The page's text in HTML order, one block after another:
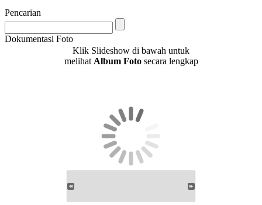
Pencarian
Dokumentasi Foto
Klik Slideshow di bawah untuk
melihat Album Fotosecara lengkap